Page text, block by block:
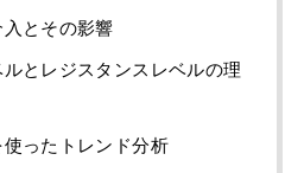
入とその影響
とレジスタンスレベルの理
ったトレンド分析